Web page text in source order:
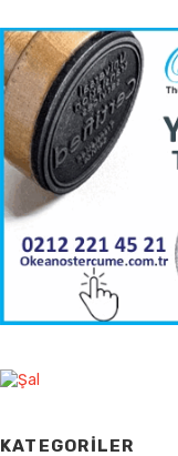
KATEGORILER